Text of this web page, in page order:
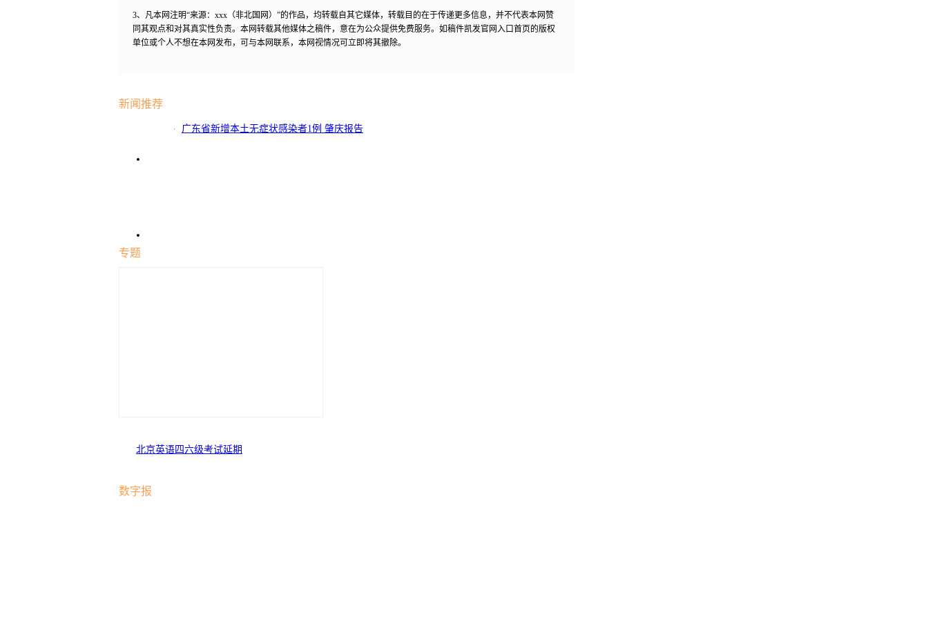
3、凡本网注明“来源：xxx（非北国网）”的作品，均转载自其它媒体，转载目的在于传递更多信息，并不代表本网赞
同其观点和对其真实性负责。本网转载其他媒体之稿件，意在为公众提供免费服务。如稿件凯发官网入口首页的版权
单位或个人不想在本网发布，可与本网联系，本网视情况可立即将其撤除。
新闻推荐
广东省新增本土无症状感染者1例 肇庆报告
专题
北京英语四六级考试延期
数字报